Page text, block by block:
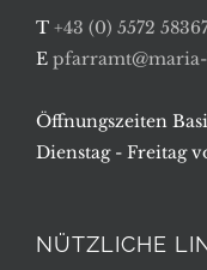
T +43 (0) 5572
E
Öffnungszeiten
Dienstag - Freitag
NÜTZLICHE